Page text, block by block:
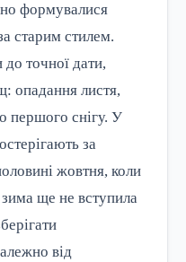
формувалися
старим стилем.
до точної дати,
опадання листя,
першого снігу. У
за
жовтня, коли
зима ще не вступила
від